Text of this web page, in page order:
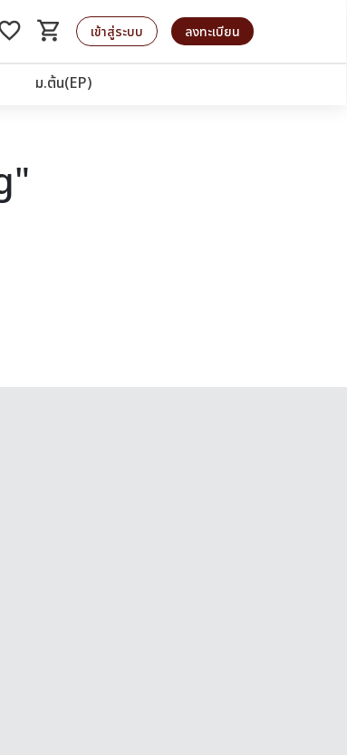
shopping_cart
รถเข็น เข้าสู่ระบบ ลงทะเบียน
ม.ต้น(EP)